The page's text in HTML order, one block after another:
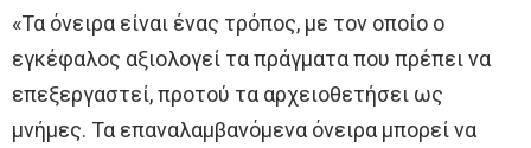
«Τα όνειρα είναι ένας τρόπος, με τον οποίο ο
εγκέφαλος αξιολογεί τα πράγματα που πρέπει να
επεξεργαστεί, προτού τα αρχειοθετήσει ως
μνήμες. Τα επαναλαμβανόμενα όνειρα μπορεί να